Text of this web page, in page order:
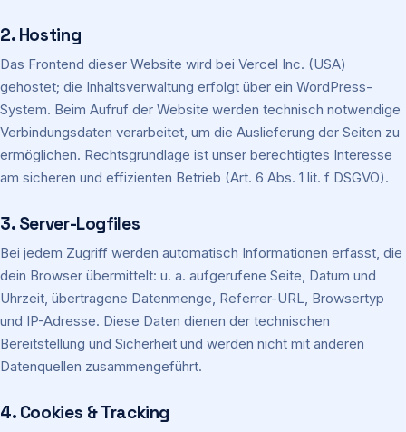
Login
2. Hosting
Das Frontend dieser Website wird bei Vercel Inc. (USA)
gehostet; die Inhaltsverwaltung erfolgt über ein WordPress-
System. Beim Aufruf der Website werden technisch notwendige
Verbindungsdaten verarbeitet, um die Auslieferung der Seiten zu
ermöglichen. Rechtsgrundlage ist unser berechtigtes Interesse
am sicheren und effizienten Betrieb (Art. 6 Abs. 1 lit. f DSGVO).
3. Server-Logfiles
Bei jedem Zugriff werden automatisch Informationen erfasst, die
dein Browser übermittelt: u. a. aufgerufene Seite, Datum und
Uhrzeit, übertragene Datenmenge, Referrer-URL, Browsertyp
und IP-Adresse. Diese Daten dienen der technischen
Bereitstellung und Sicherheit und werden nicht mit anderen
Datenquellen zusammengeführt.
4. Cookies & Tracking